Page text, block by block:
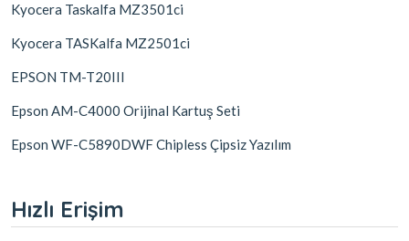
Kyocera Taskalfa MZ3501ci
Kyocera TASKalfa MZ2501ci
EPSON TM-T20III
Epson AM-C4000 Orijinal Kartuş Seti
Epson WF-C5890DWF Chipless Çipsiz Yazılım
Hızlı Erişim